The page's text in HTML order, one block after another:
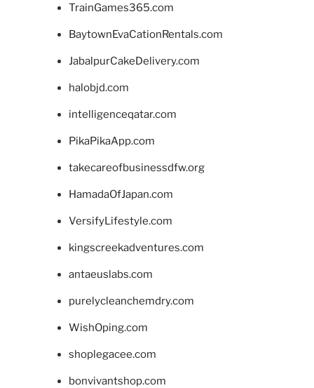
TrainGames365.com
BaytownEvaCationRentals.com
JabalpurCakeDelivery.com
halobjd.com
intelligenceqatar.com
PikaPikaApp.com
takecareofbusinessdfw.org
HamadaOfJapan.com
VersifyLifestyle.com
kingscreekadventures.com
antaeuslabs.com
purelycleanchemdry.com
WishOping.com
shoplegacee.com
bonvivantshop.com